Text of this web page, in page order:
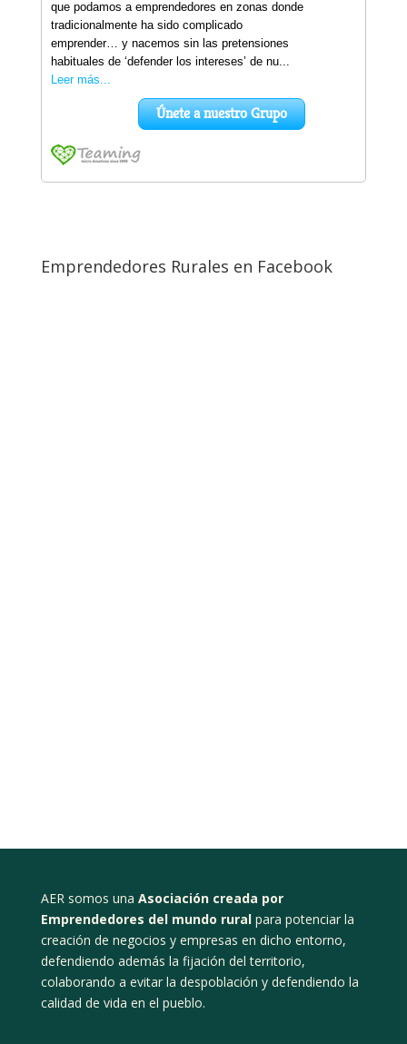
Emprendedores Rurales en Facebook
AER somos una Asociación creada por
Emprendedores del mundo ruralpara potenciar la
creación de negocios y empresas en dicho entorno,
defendiendo además la fijación del territorio,
colaborando a evitar la despoblación y defendiendo la
calidad de vida en el pueblo.